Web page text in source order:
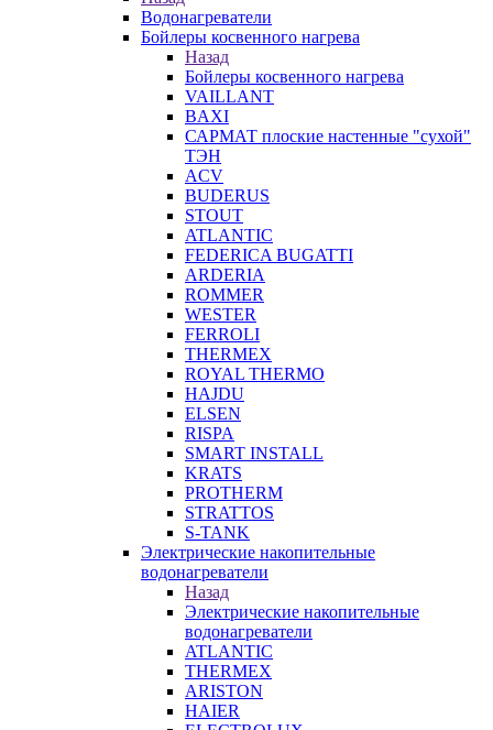
Водонагреватели
Бойлеры косвенного нагрева
Назад
Бойлеры косвенного нагрева
VAILLANT
BAXI
САРМАТ плоские настенные "сухой"
ТЭН
ACV
BUDERUS
STOUT
ATLANTIC
FEDERICA BUGATTI
ARDERIA
ROMMER
WESTER
FERROLI
THERMEX
ROYAL THERMO
HAJDU
ELSEN
RISPA
SMART INSTALL
KRATS
PROTHERM
STRATTOS
S-TANK
Электрические накопительные
водонагреватели
Назад
Электрические накопительные
водонагреватели
ATLANTIC
THERMEX
ARISTON
HAIER